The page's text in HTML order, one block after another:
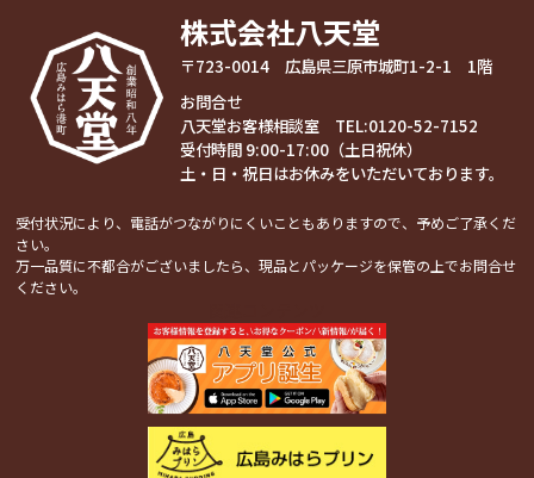
株式会社八天堂
〒723-0014 広島県三原市城町1-2-1 1階
お問合せ
八天堂お客様相談室 TEL:0120-52-7152
受付時間 9:00-17:00（土日祝休）
土・日・祝日はお休みをいただいております。
受付状況により、電話がつながりにくいこともありますので、予めご了承くだ
さい。
万一品質に不都合がございましたら、現品とパッケージを保管の上でお問合せ
ください。